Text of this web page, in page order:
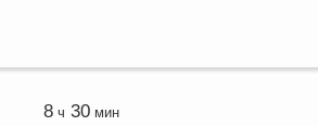
8ч 30мин